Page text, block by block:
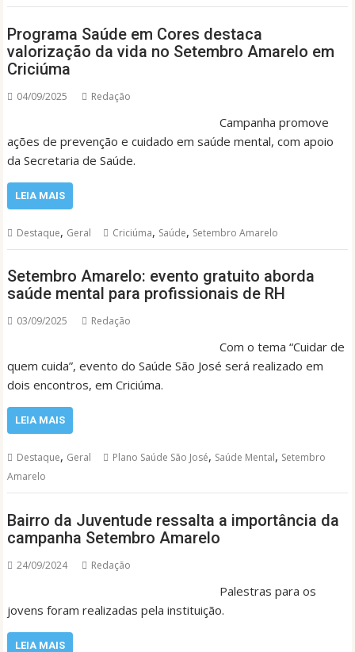
Programa Saúde em Cores destaca
valorização da vida no Setembro Amarelo em
Criciúma
04/09/2025 Redação
Campanha promove
ações de prevenção e cuidado em saúde mental, com apoio
da Secretaria de Saúde.
LEIA MAIS
Destaque, Geral Criciúma, Saúde, Setembro Amarelo
Setembro Amarelo: evento gratuito aborda
saúde mental para profissionais de RH
03/09/2025 Redação
Com o tema “Cuidar de
quem cuida”, evento do Saúde São José será realizado em
dois encontros, em Criciúma.
LEIA MAIS
Destaque, Geral Plano Saúde São José, Saúde Mental, Setembro
Amarelo
Bairro da Juventude ressalta a importância da
campanha Setembro Amarelo
24/09/2024 Redação
Palestras para os
jovens foram realizadas pela instituição.
LEIA MAIS